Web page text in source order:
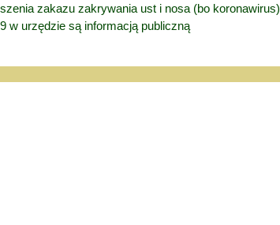
zakazu zakrywania ust i nosa (bo koronawirus)
w urzędzie są informacją publiczną